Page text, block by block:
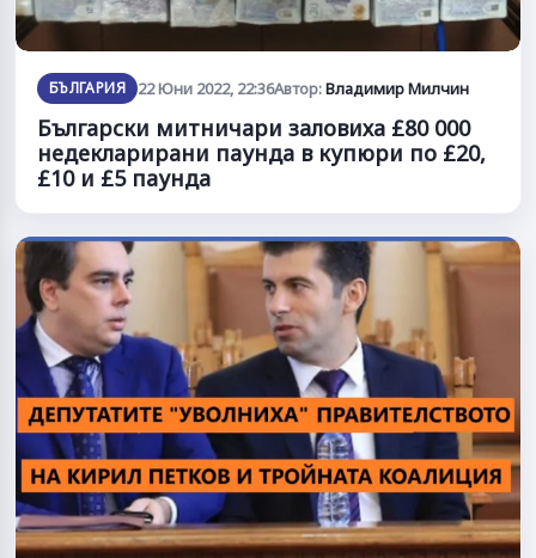
БЪЛГАРИЯ 22 Юни 2022, 22:36Автор:Владимир Милчин
Български митничари заловиха £80 000
недекларирани паунда в купюри по £20,
£10 и £5 паунда